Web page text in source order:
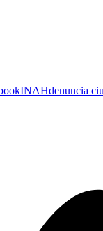
INAHdenuncia